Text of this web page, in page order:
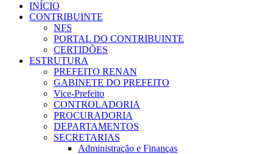
INÍCIO
CONTRIBUINTE
NFS
PORTAL DO CONTRIBUINTE
CERTIDÕES
ESTRUTURA
PREFEITO RENAN
GABINETE DO PREFEITO
Vice-Prefeito
CONTROLADORIA
PROCURADORIA
DEPARTAMENTOS
SECRETARIAS
Administração e Finanças